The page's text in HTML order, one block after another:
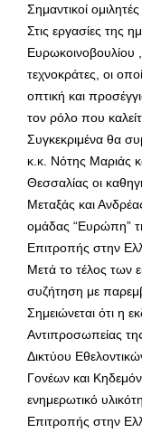
Σημαντικοί
Στις εργασίες της
Ευρωκοινοβουλίου
τεχνοκράτες, οι
οπτική και
τον ρόλο που
Συγκεκριμένα θα
κ.κ. Νότης Μαριάς
Θεσσαλίας οι
Μεταξάς και
ομάδας “Ευρώπη”
Επιτροπής στην
Μετά το τέλος των
συζήτηση με
Σημειώνεται ότι η
Αντιπροσωπείας
Δικτύου
Γονέων και
ενημερωτικό
Επιτροπής στην